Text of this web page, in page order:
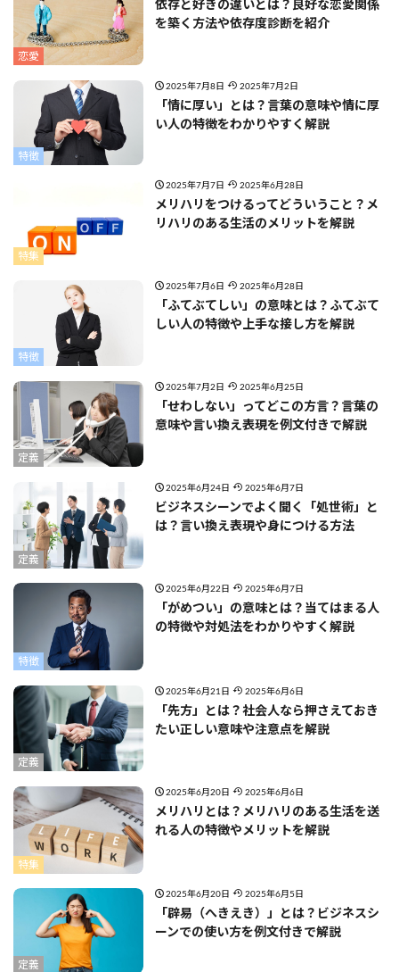
恋愛
依存と好きの違いとは？良好な恋愛関係
を築く方法や依存度診断を紹介
特徴
2025年7月8日 2025年7月2日
「情に厚い」とは？言葉の意味や情に厚
い人の特徴をわかりやすく解説
特集
2025年7月7日 2025年6月28日
メリハリをつけるってどういうこと？メ
リハリのある生活のメリットを解説
特徴
2025年7月6日 2025年6月28日
「ふてぶてしい」の意味とは？ふてぶて
しい人の特徴や上手な接し方を解説
定義
2025年7月2日 2025年6月25日
「せわしない」ってどこの方言？言葉の
意味や言い換え表現を例文付きで解説
定義
2025年6月24日 2025年6月7日
ビジネスシーンでよく聞く「処世術」と
は？言い換え表現や身につける方法
特徴
2025年6月22日 2025年6月7日
「がめつい」の意味とは？当てはまる人
の特徴や対処法をわかりやすく解説
定義
2025年6月21日 2025年6月6日
「先方」とは？社会人なら押さえておき
たい正しい意味や注意点を解説
特集
2025年6月20日 2025年6月6日
メリハリとは？メリハリのある生活を送
れる人の特徴やメリットを解説
定義
2025年6月20日 2025年6月5日
「辟易（へきえき）」とは？ビジネスシ
ーンでの使い方を例文付きで解説